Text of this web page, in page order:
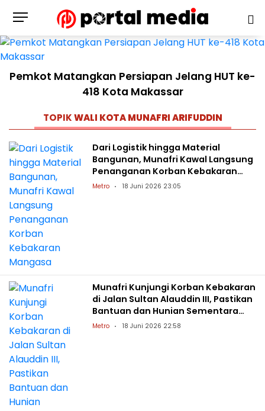
Pemkot Matangkan Persiapan Jelang HUT ke-
418 Kota Makassar
TOPIKWALI KOTA MUNAFRI ARIFUDDIN
Dari Logistik hingga Material
Bangunan, Munafri Kawal Langsung
Penanganan Korban Kebakaran
Mangasa
Metro 18 Juni 2026 23:05
Munafri Kunjungi Korban Kebakaran
di Jalan Sultan Alauddin III, Pastikan
Bantuan dan Hunian Sementara
Terpenuhi
Metro 18 Juni 2026 22:58